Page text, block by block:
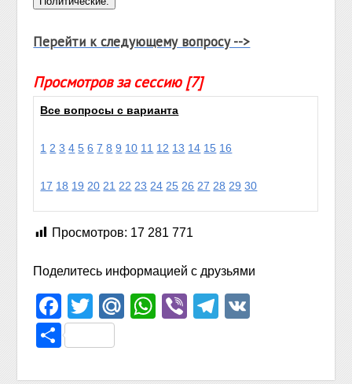
Перейти к следующему вопросу -->
Просмотров за сессию [7]
Все вопросы с варианта
1 2 3 4 5 6 7 8 9 10 11 12 13 14 15 16
17 18 19 20 21 22 23 24 25 26 27 28 29 30
Просмотров: 17 281 771
Поделитесь информацией с друзьями
Facebook
TwitterMail.Ru
WhatsApp
ViberTelegram
Отправить